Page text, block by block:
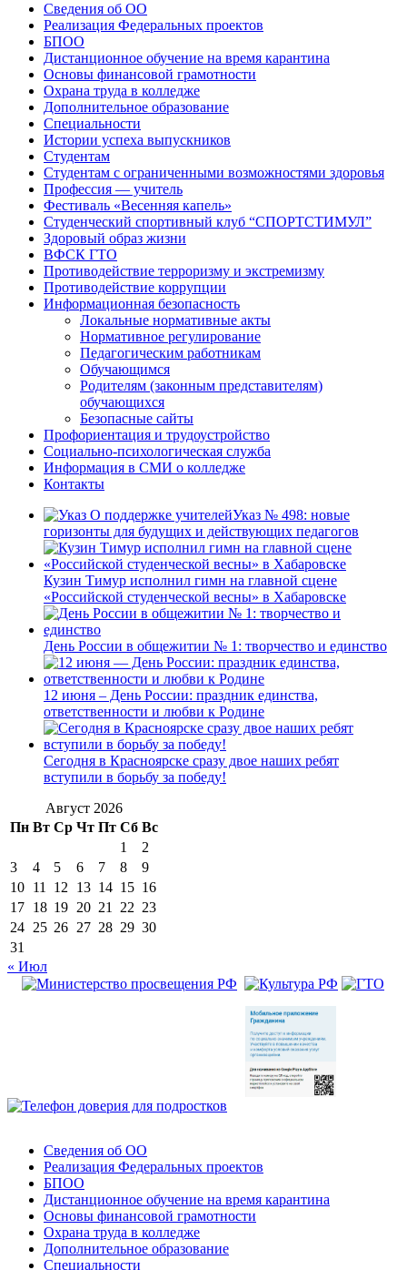
Сведения об ОО
Реализация Федеральных проектов
БПОО
Дистанционное обучение на время карантина
Основы финансовой грамотности
Охрана труда в колледже
Дополнительное образование
Специальности
Истории успеха выпускников
Студентам
Студентам с ограниченными возможностями здоровья
Профессия — учитель
Фестиваль «Весенняя капель»
Студенческий спортивный клуб “СПОРТСТИМУЛ”
Здоровый образ жизни
ВФСК ГТО
Противодействие терроризму и экстремизму
Противодействие коррупции
Информационная безопасность
Локальные нормативные акты
Нормативное регулирование
Педагогическим работникам
Обучающимся
Родителям (законным представителям)
обучающихся
Безопасные сайты
Профориентация и трудоустройство
Социально-психологическая служба
Информация в СМИ о колледже
Контакты
Указ № 498: новые
горизонты для будущих и действующих педагогов
Кузин Тимур исполнил гимн на главной сцене
«Российской студенческой весны» в Хабаровске
День России в общежитии № 1: творчество и единство
12 июня – День России: праздник единства,
ответственности и любви к Родине
Сегодня в Красноярске сразу двое наших ребят
вступили в борьбу за победу!
Август 2026
Пн Вт Ср Чт Пт Сб Вс
1
2
3
4 5 6 7 8
9
10 11 12 13 14 15 16
17 18 19 20 21 22 23
24 25 26 27 28 29 30
31
« Июл
Сведения об ОО
Реализация Федеральных проектов
БПОО
Дистанционное обучение на время карантина
Основы финансовой грамотности
Охрана труда в колледже
Дополнительное образование
Специальности